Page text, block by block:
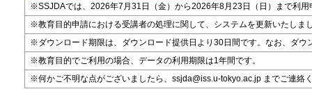
※SSJDAでは、2026年7月31日（金）から2026年8月23日（日）まで利
※教育目的申請における受講者の処理に関して、システムを更新いたしま
※ダウンロード期限は、ダウンロード提供日より30日間です。なお、ダ
※教育目的でご利用の場合、データの利用期限は1年間です。
※何かご不明な点がございましたら、ssjda@iss.u-tokyo.ac.jp までご連絡